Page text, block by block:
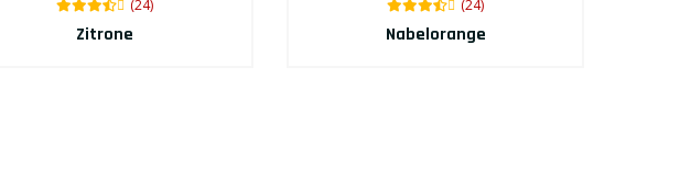
(24)
Zitrone
(24)
Nabelorange